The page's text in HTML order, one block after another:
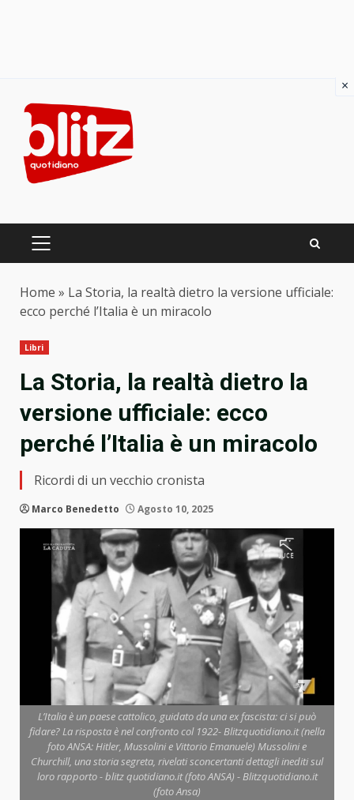
content
PRIMARY
Home » La Storia, la realtà dietro la versione ufficiale:
ecco perché l’Italia è un miracolo
Libri
La Storia, la realtà dietro la
versione ufficiale: ecco
perché l’Italia è un miracolo
Ricordi di un vecchio cronista
Marco Benedetto Agosto 10, 2025
L’Italia è un paese cattolico, guidato da una ex fascista: ci si può
fidare? La risposta è nel confronto col 1922- Blitzquotidiano.it (nella
foto ANSA: Hitler, Mussolini e Vittorio Emanuele) Mussolini e
Churchill, una storia segreta, rivelati sconcertanti dettagli inediti sul
loro rapporto - blitz quotidiano.it (foto ANSA) - Blitzquotidiano.it
(foto Ansa)
×